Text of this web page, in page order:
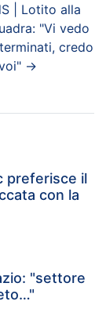
| Lotito alla
"Vi vedo
credo
→
preferisce il
con la
"settore